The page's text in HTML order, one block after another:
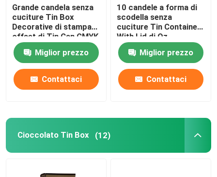
Controllo della qualità
Contattaci
Chiedi un preventivo
Grande candela senza
cuciture Tin Box
Decorative di stampa
offset di Tin Can CMYK
della candela
Miglior prezzo
Contattaci
10 candele a forma di
scodella senza
cuciture Tin Container
With Lid di Oz
Miglior prezzo
Contattaci
Cioccolato Tin Box (12)